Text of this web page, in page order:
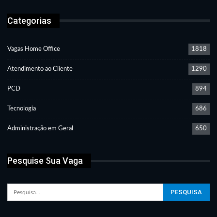
Categorias
Vagas Home Office 1818
Atendimento ao Cliente 1290
PCD 894
Tecnologia 686
Administração em Geral 650
Pesquise Sua Vaga